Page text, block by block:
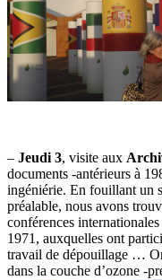
– Jeudi 3, visite aux
documents -antérieurs à
ingéniérie. En fouillant un
préalable, nous avons
conférences
1971, auxquelles ont
travail de dépouillage …
dans la couche d’ozone -